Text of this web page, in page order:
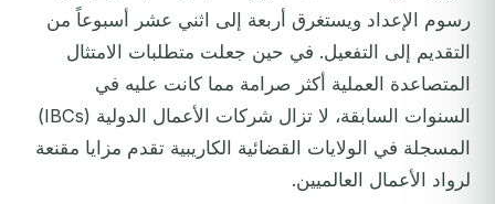
رسوم الإعداد ويستغرق أربعة إلى اثني عشر أسبوعاً من
التقديم إلى التفعيل. في حين جعلت متطلبات الامتثال
المتصاعدة العملية أكثر صرامة مما كانت عليه في
السنوات السابقة، لا تزال شركات الأعمال الدولية (IBCs)
المسجلة في الولايات القضائية الكاريبية تقدم مزايا مقنعة
لرواد الأعمال العالميين.